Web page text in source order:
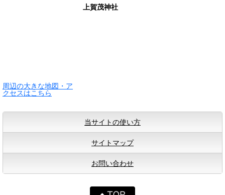
周辺の大きな地図・ア
クセスはこちら
上賀茂神社
当サイトの使い方
サイトマップ
お問い合わせ